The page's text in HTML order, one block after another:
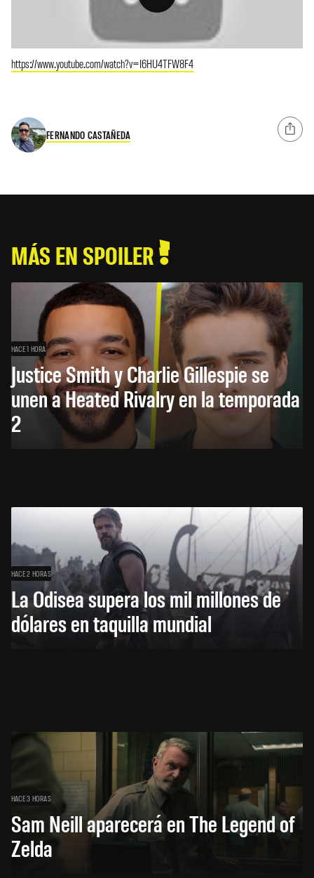
https://www.youtube.com/watch?v=I6HU4TFW8F4
FERNANDO CASTAÑEDA
MÁS EN SPOILER
HACE 1 HORA
Justice Smith y Charlie Gillespie se
unen a Heated Rivalry en la temporada
2
HACE 2 HORAS
La Odisea supera los mil millones de
dólares en taquilla mundial
HACE 3 HORAS
Sam Neill aparecerá en The Legend of
Zelda